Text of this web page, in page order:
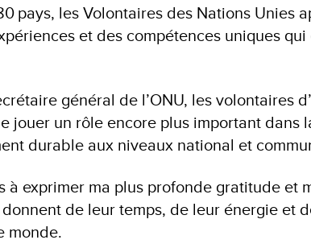
pays, les Volontaires des Nations Unies
et des compétences uniques
général de l’ONU, les volontaires
jouer un rôle encore plus important dans
durable aux niveaux national et
à exprimer ma plus profonde gratitude et
de leur temps, de leur énergie et
monde.